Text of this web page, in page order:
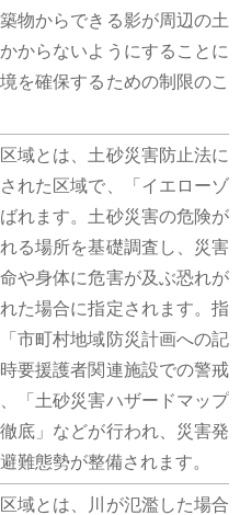
物からできる影が周辺の土
からないようにすることに
を確保するための制限のこ
域とは、土砂災害防止法に
れた区域で、「イエローゾ
れます。土砂災害の危険が
る場所を基礎調査し、災害
や身体に危害が及ぶ恐れが
た場合に指定されます。指
市町村地域防災計画への記
要援護者関連施設での警戒
「土砂災害ハザードマップ
底」などが行われ、災害発
難態勢が整備されます。
域とは、川が氾濫した場合